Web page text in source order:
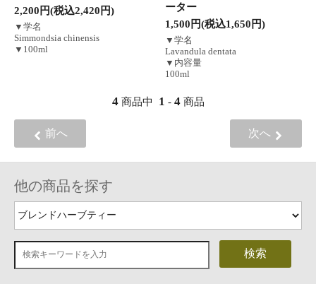
2,200円(税込2,420円)
▼学名
Simmondsia chinensis
▼100ml
ーター
1,500円(税込1,650円)
▼学名
Lavandula dentata
▼内容量
100ml
4 商品中 1 -4 商品
前へ 次へ
他の商品を探す
検索